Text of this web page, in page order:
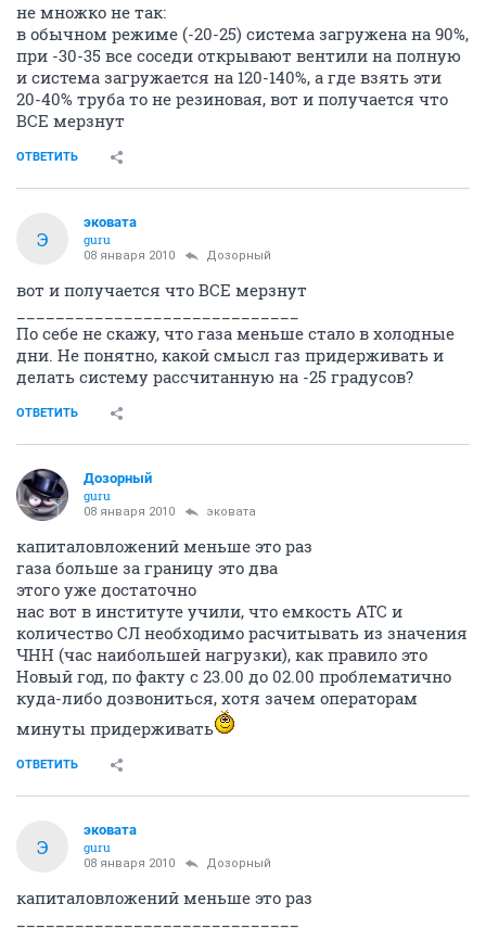
не множко не так:
в обычном режиме (-20-25) система загружена на 90%,
при -30-35 все соседи открывают вентили на полную
и система загружается на 120-140%, а где взять эти
20-40% труба то не резиновая, вот и получается что
ВСЕ мерзнут
ОТВЕТИТЬ
Э
эковата
guru
08 января 2010 Дозорный
вот и получается что ВСЕ мерзнут
По себе не скажу, что газа меньше стало в холодные
дни. Не понятно, какой смысл газ придерживать и
делать систему рассчитанную на -25 градусов?
ОТВЕТИТЬ
Дозорный
guru
08 января 2010 эковата
капиталовложений меньше это раз
газа больше за границу это два
этого уже достаточно
нас вот в институте учили, что емкость АТС и
количество СЛ необходимо расчитывать из значения
ЧНН (час наибольшей нагрузки), как правило это
Новый год, по факту с 23.00 до 02.00 проблематично
куда-либо дозвониться, хотя зачем операторам
минуты придерживать
ОТВЕТИТЬ
Э
эковата
guru
08 января 2010 Дозорный
капиталовложений меньше это раз